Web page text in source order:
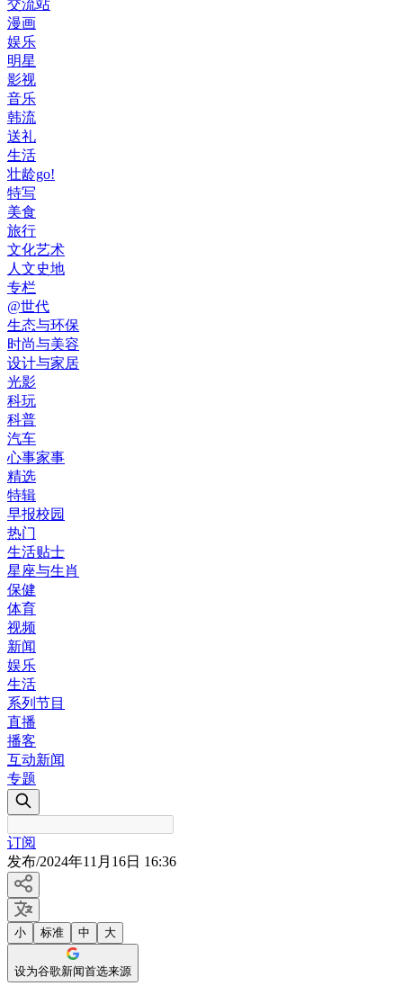
交流站
漫画
娱乐
明星
影视
音乐
韩流
送礼
生活
壮龄go!
特写
美食
旅行
文化艺术
人文史地
专栏
@世代
生态与环保
时尚与美容
设计与家居
光影
科玩
科普
汽车
心事家事
精选
特辑
早报校园
热门
生活贴士
星座与生肖
保健
体育
视频
新闻
娱乐
生活
系列节目
直播
播客
互动新闻
专题
订阅
发布/2024年11月16日 16:36
小 标准 中 大
设为谷歌新闻首选来源